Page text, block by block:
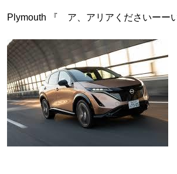
Plymouth 『 ア、アリアくださいーー